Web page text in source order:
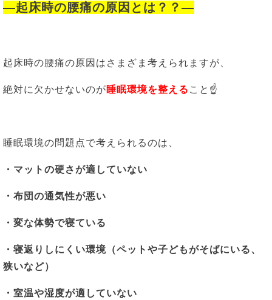
―起床時の腰痛の原因とは？？―
起床時の腰痛の原因はさまざま考えられますが、
絶対に欠かせないのが睡眠環境を整える こと☝
睡眠環境の問題点で考えられるのは、
・マットの硬さが適していない
・布団の通気性が悪い
・変な体勢で寝ている
・寝返りしにくい環境（ペットや子どもがそばにいる、
狭いなど）
・室温や湿度が適していない